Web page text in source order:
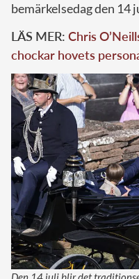
bemärkelsedag den 14
LÄS MER: Chris
chockar hovets